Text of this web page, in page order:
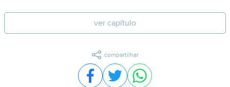
ver capítulo
compartilhar
Compartilhar no Facebook
Compartilhar no Twitter
Compartilhar no